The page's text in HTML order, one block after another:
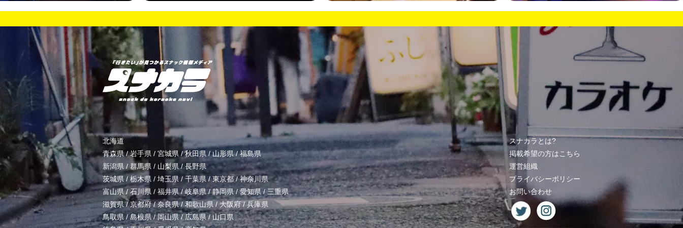
北海道
青森県/岩手県 / 宮城県 /秋田県 /山形県/福島県
新潟県 / 群馬県 / 山梨県/長野県
茨城県 / 栃木県 / 埼玉県/ 千葉県 /東京都/神奈川県
富山県/ 石川県 / 福井県/岐阜県/静岡県/ 愛知県 / 三重県
滋賀県/京都府/奈良県/和歌山県 /大阪府/兵庫県
鳥取県/島根県/岡山県/広島県/山口県
スナカラとは?
掲載希望の方はこちら
運営組織
プライバシーポリシー
お問い合わせ